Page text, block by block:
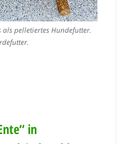
als pelletiertes Hundefutter.
in